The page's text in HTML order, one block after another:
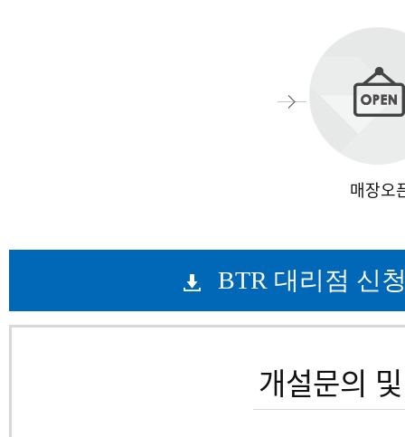
매장오
BTR 대리점 신
개설문의